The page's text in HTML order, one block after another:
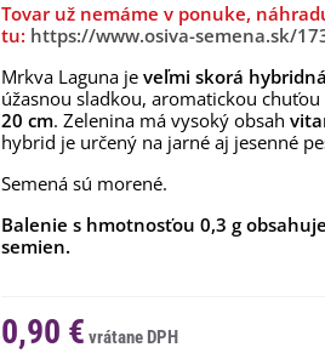
Tovar už nemáme v ponuke,
tu: https://www.osiva-semena.sk/
Mrkva Laguna je veľmi skorá
úžasnou sladkou, aromatickou
20 cm. Zelenina má vysoký obsah
hybrid je určený na jarné aj jesenné
Semená sú morené.
Balenie s hmotnosťou 0,3 g
semien.
0,90 €